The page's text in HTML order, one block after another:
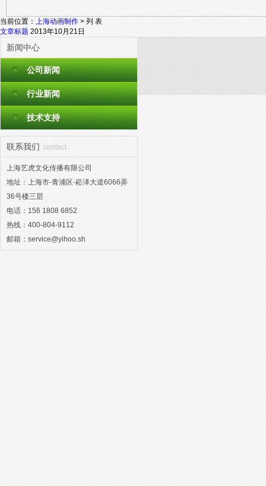
当前位置： 上海动画制作 > 列 表
文章标题 2013年10月21日
新闻中心
公司新闻
行业新闻
技术支持
联系我们 contact
上海艺虎文化传播有限公司
地址：上海市-青浦区-崧泽大道6066弄
36号楼三层
电话：156 1808 6852
热线：400-804-9112
邮箱：service@yihoo.sh